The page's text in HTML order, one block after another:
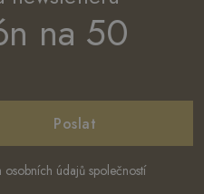
na 50
Poslat
údajů společností